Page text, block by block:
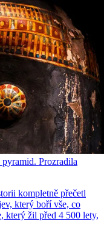
Prozradila
kompletně přečetl
který boří vše, co
který žil před 4 500 lety,